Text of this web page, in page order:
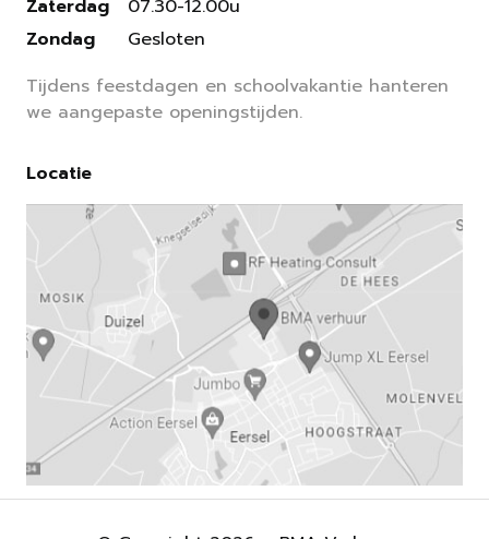
Zaterdag
Zondag
07.30-12.00u
Gesloten
Tijdens feestdagen en schoolvakantie hanteren
we aangepaste openingstijden.
Locatie